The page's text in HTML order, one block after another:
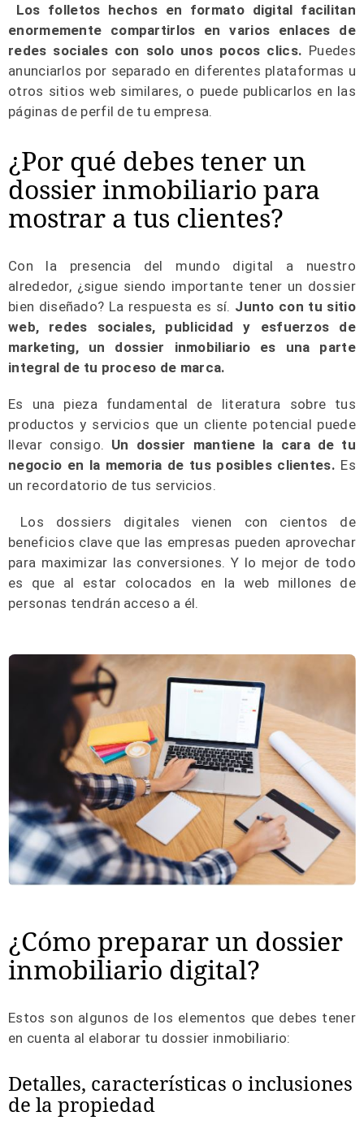
Los folletos hechos en formato digital facilitan
enormemente compartirlos en varios enlaces de
redes sociales con solo unos pocos clics. Puedes
anunciarlos por separado en diferentes plataformas u
otros sitios web similares, o puede publicarlos en las
páginas de perfil de tu empresa.
¿Por qué debes tener un
dossier inmobiliario para
mostrar a tus clientes?
Con la presencia del mundo digital a nuestro
alrededor, ¿sigue siendo importante tener un dossier
bien diseñado? La respuesta es sí. Junto con tu sitio
web, redes sociales, publicidad y esfuerzos de
marketing, un dossier inmobiliario es una parte
integral de tu proceso de marca.
Es una pieza fundamental de literatura sobre tus
productos y servicios que un cliente potencial puede
llevar consigo. Un dossier mantiene la cara de tu
negocio en la memoria de tus posibles clientes. Es
un recordatorio de tus servicios.
Los dossiers digitales vienen con cientos de
beneficios clave que las empresas pueden aprovechar
para maximizar las conversiones. Y lo mejor de todo
es que al estar colocados en la web millones de
personas tendrán acceso a él.
¿Cómo preparar un dossier
inmobiliario digital?
Estos son algunos de los elementos que debes tener
en cuenta al elaborar tu dossier inmobiliario:
Detalles, características o inclusiones
de la propiedad